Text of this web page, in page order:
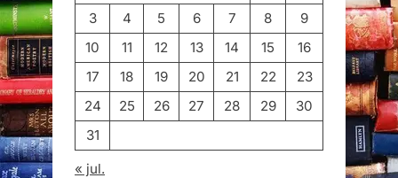
3
4 5 6 7 8
9
10
11 12 13 14 15
16
17
18 19 20 21 22
23
24
25 26 27 28 29
30
31
« jul.